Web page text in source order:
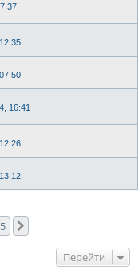
16:41
5
Перейти